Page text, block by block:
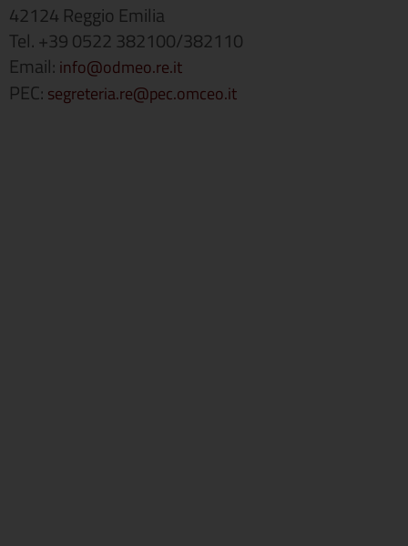
42124 Reggio Emilia
Tel. +39 0522 382100/382110
Email: info@odmeo.re.it
PEC: segreteria.re@pec.omceo.it